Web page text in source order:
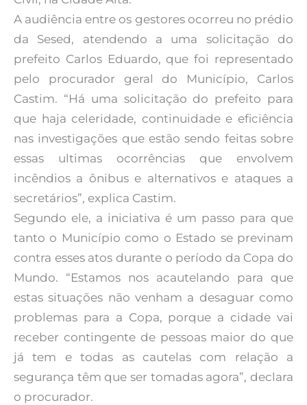
A audiência entre os gestores ocorreu no prédio
da Sesed, atendendo a uma solicitação do
prefeito Carlos Eduardo, que foi representado
pelo procurador geral do Município, Carlos
Castim. “Há uma solicitação do prefeito para
que haja celeridade, continuidade e eficiência
nas investigações que estão sendo feitas sobre
essas ultimas ocorrências que envolvem
incêndios a ônibus e alternativos e ataques a
secretários”, explica Castim.
Segundo ele, a iniciativa é um passo para que
tanto o Município como o Estado se previnam
contra esses atos durante o período da Copa do
Mundo. “Estamos nos acautelando para que
estas situações não venham a desaguar como
problemas para a Copa, porque a cidade vai
receber contingente de pessoas maior do que
já tem e todas as cautelas com relação a
segurança têm que ser tomadas agora”, declara
o procurador.